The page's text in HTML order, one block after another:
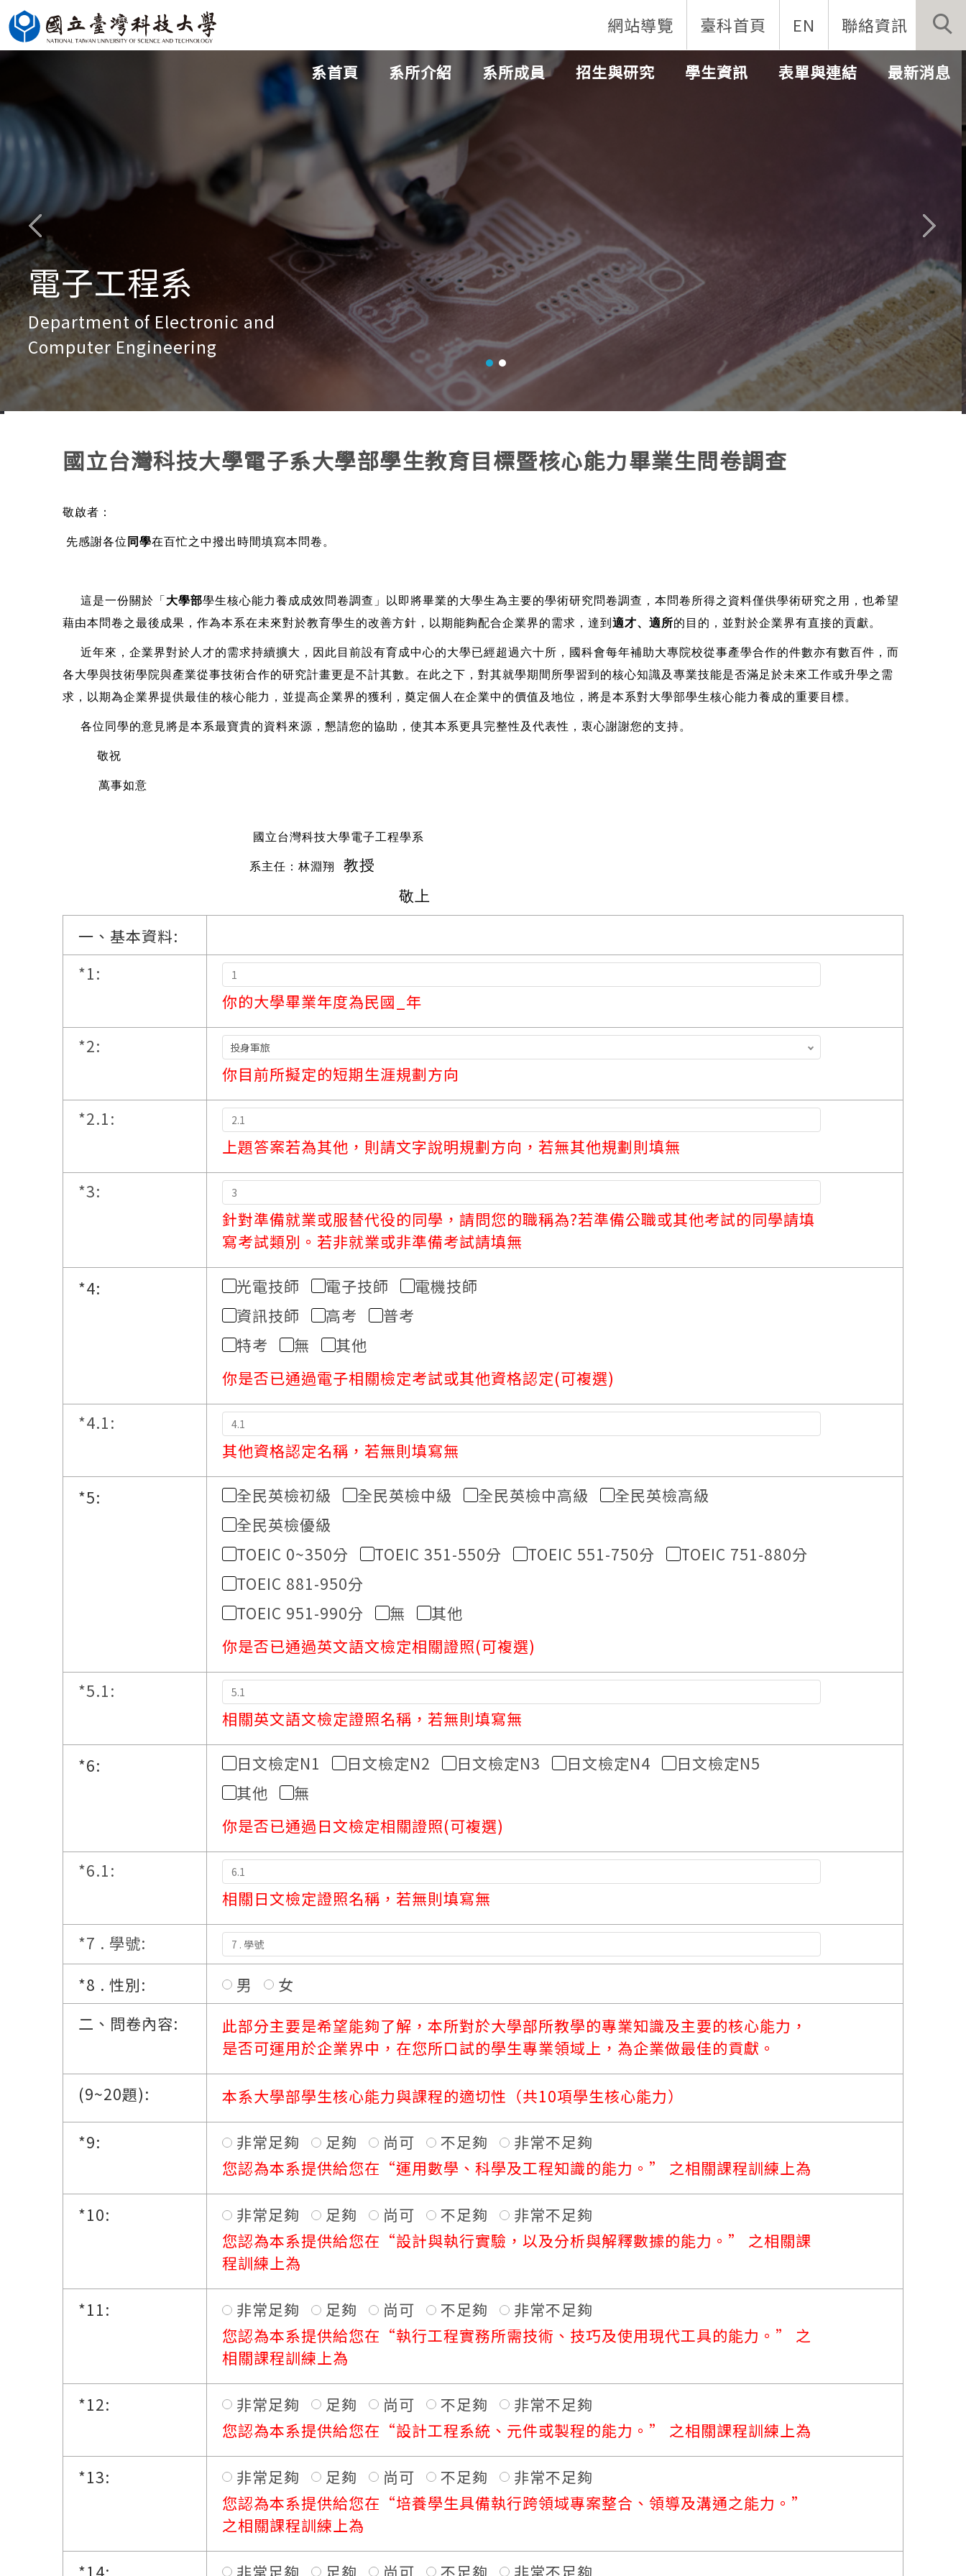
跳
到
主
內
容
區
網站導覽 臺科首頁 EN 聯絡資訊
系首頁 系所介紹 系所成員 招生與研究 學生資訊 表單與連結 最新消息
電子工程系
Department of Electronic and
Computer Engineering
國立台灣科技大學電子系大學部學生教育目標暨核心能力畢業生問卷調查
敬啟者：
先感謝各位 同學在百忙之中撥出時間填寫本問卷。
這是一份關於「 大學部學生核心能力養成成效問卷調查」以即將畢業的大學生為主要的學術研究問卷調查，本問卷所得之資料僅供學術研究之用，也希望
藉由本問卷之最後成果，作為本系在未來對於教育學生的改善方針，以期能夠配合企業界的需求，達到 適才、適所的目的，並對於企業界有直接的貢獻。
近年來，企業界對於人才的需求持續擴大，因此目前設有育成中心的大學已經超過六十所，國科會每年補助大專院校從事產學合作的件數亦有數百件，而
各大學與技術學院與產業從事技術合作的研究計畫更是不計其數。在此之下，對其就學期間所學習到的核心知識及專業技能是否滿足於未來工作或升學之需
求，以期為企業界提供最佳的核心能力，並提高企業界的獲利，奠定個人在企業中的價值及地位，將是本系對大學部學生核心能力養成的重要目標。
各位同學的意見將是本系最寶貴的資料來源，懇請您的協助，使其本系更具完整性及代表性，衷心謝謝您的支持。
敬祝
萬事如意
國立台灣科技大學電子工程學系
系主任： 林淵翔
教授
敬上
一、基本資料:
*1:
你的大學畢業年度為民國_年
*2:
你目前所擬定的短期生涯規劃方向
*2.1:
上題答案若為其他，則請文字說明規劃方向，若無其他規劃則填無
*3:
針對準備就業或服替代役的同學，請問您的職稱為?若準備公職或其他考試的同學請填
寫考試類別。若非就業或非準備考試請填無
*4: 光電技師 電子技師
電機技師
資訊技師
高考
普考
特考
無
其他
你是否已通過電子相關檢定考試或其他資格認定(可複選)
*4.1:
其他資格認定名稱，若無則填寫無
*5: 全民英檢初級 全民英檢中級 全民英檢中高級
全民英檢高級
全民英檢優級
TOEIC 0~350分
TOEIC 351-550分 TOEIC 551-750分
TOEIC 751-880分
TOEIC 881-950分
TOEIC 951-990分
無
其他
你是否已通過英文語文檢定相關證照(可複選)
*5.1:
相關英文語文檢定證照名稱，若無則填寫無
*6: 日文檢定N1 日文檢定N2 日文檢定N3 日文檢定N4
日文檢定N5
其他
無
你是否已通過日文檢定相關證照(可複選)
*6.1:
相關日文檢定證照名稱，若無則填寫無
*7 . 學號:
*8 . 性別: 男
女
二、問卷內容:
此部分主要是希望能夠了解，本所對於大學部所教學的專業知識及主要的核心能力，
是否可運用於企業界中，在您所口試的學生專業領域上，為企業做最佳的貢獻。
(9~20題): 本系大學部學生核心能力與課程的適切性（共10項學生核心能力）
*9: 非常足夠 足夠 尚可 不足夠
非常不足夠
您認為本系提供給您在“運用數學、科學及工程知識的能力。” 之相關課程訓練上為
*10: 非常足夠 足夠 尚可 不足夠
非常不足夠
您認為本系提供給您在“設計與執行實驗，以及分析與解釋數據的能力。” 之相關課
程訓練上為
*11: 非常足夠 足夠 尚可 不足夠
非常不足夠
您認為本系提供給您在“執行工程實務所需技術、技巧及使用現代工具的能力。” 之
相關課程訓練上為
*12: 非常足夠 足夠 尚可 不足夠
非常不足夠
您認為本系提供給您在“設計工程系統、元件或製程的能力。” 之相關課程訓練上為
*13: 非常足夠 足夠 尚可 不足夠
非常不足夠
您認為本系提供給您在“培養學生具備執行跨領域專案整合、領導及溝通之能力。”
之相關課程訓練上為
*14: 非常足夠 足夠 尚可 不足夠 非常不足夠